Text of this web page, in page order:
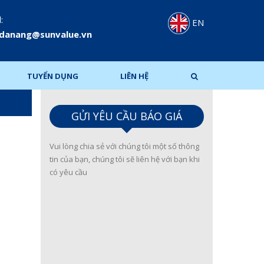
EN
TUYỂN DỤNG LIÊN HỆ
GỬI YÊU CẦU BÁO GIÁ
Vui lòng chia sẻ với chúng tôi một số thông
tin của bạn, chúng tôi sẽ liên hệ với bạn khi
có yêu cầu